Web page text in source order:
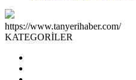
https://www.tanyerihaber.com/
KATEGORİLER